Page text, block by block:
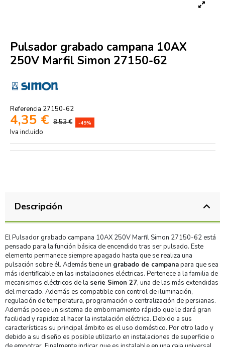
Pulsador grabado campana 10AX
250V Marfil Simon 27150-62
Referencia 27150-62
4,35 € 8,53 € -49%
Iva incluido
Descripción
El Pulsador grabado campana 10AX 250V Marfil Simon 27150-62 está
pensado para la función básica de encendido tras ser pulsado. Este
elemento permanece siempre apagado hasta que se realiza una
pulsación sobre él. Además tiene un grabado de campanapara que sea
más identificable en las instalaciones eléctricas. Pertenece a la familia de
mecanismos eléctricos de la serie Simon 27, una de las más extendidas
del mercado. Además es compatible con control de iluminación,
regulación de temperatura, programación o centralización de persianas.
Además posee un sistema de embornamiento rápido que le dará gran
facilidad y rapidez al hacer la instalación eléctrica. Debido a sus
características su principal ámbito es el uso doméstico. Por otro lado y
debido a su diseño es posible utilizarlo en instalaciones de superficie o